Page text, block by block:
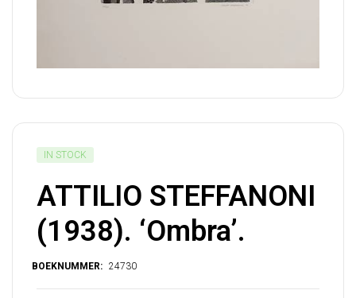
IN STOCK
ATTILIO STEFFANONI
(1938). ‘Ombra’.